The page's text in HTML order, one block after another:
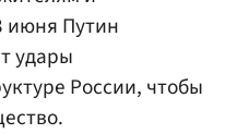
июня Путин
удары
России, чтобы